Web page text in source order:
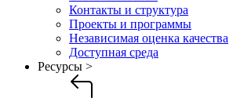
Контакты и структура
Проекты и программы
Независимая оценка качества
Доступная среда
Ресурсы >